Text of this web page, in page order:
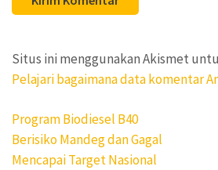
Situs ini menggunakan Akismet
Pelajari bagaimana data komentar
Navigasi
pos
Program Biodiesel B40
Berisiko Mandeg dan Gagal
Mencapai Target Nasional